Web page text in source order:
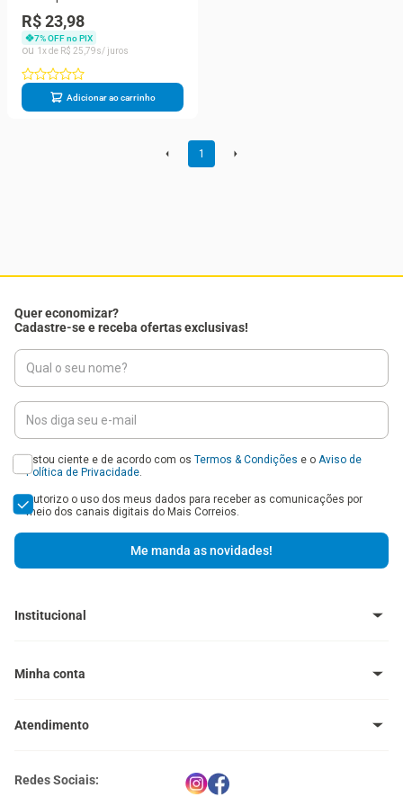
Anticaspa Menta
Refrescante 200ml
R$ 23,98
7% OFF no PIX
1
R$ 25 79
Adicionar ao carrinho
1
Quer economizar?
Cadastre-se e receba ofertas exclusivas!
Estou ciente e de acordo com os Termos & Condições e o Aviso de
Política de Privacidade.
Autorizo o uso dos meus dados para receber as comunicações por
meio dos canais digitais do Mais Correios.
Me manda as novidades!
Institucional
Central de Ajuda - FAQ
Política de Cupons
Central de Privacidade
Minha conta
Meus endereços
Atendimento
atendimento@maiscorreios.com.br
Segunda à sexta-feira, das 9h às 18h.
Redes Sociais: